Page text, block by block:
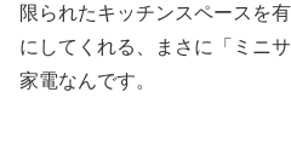
限られたキッチンスペースを
にしてくれる、まさに「ミニ
家電なんです。